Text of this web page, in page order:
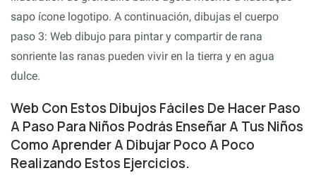
sapo ícone logotipo. A continuación, dibujas el cuerpo
paso 3: Web dibujo para pintar y compartir de rana
sonriente las ranas pueden vivir en la tierra y en agua
dulce.
Web Con Estos Dibujos Fáciles De Hacer Paso
A Paso Para Niños Podrás Enseñar A Tus Niños
Como Aprender A Dibujar Poco A Poco
Realizando Estos Ejercicios.